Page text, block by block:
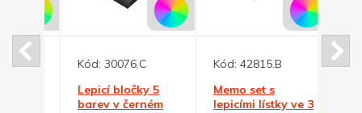
Kód:30076.C
Lepicí bločky 5
barev v černém
Kód:42815.B
Memo set s
lepicími lístky ve 3
Kód: